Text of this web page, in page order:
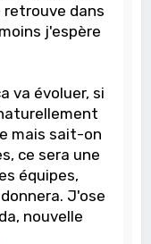
dans
j'espère
va évoluer, si
mais sait-on
ce sera une
équipes,
J'ose
nouvelle